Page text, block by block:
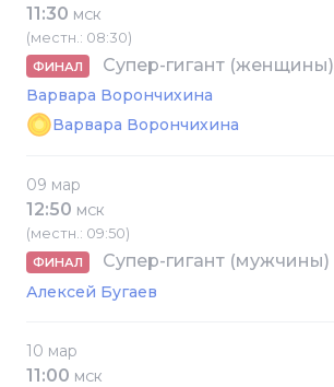
11:30 МСК
(местн.: 08:30)
ФИНАЛ Супер-гигант (женщины)
Варвара Ворончихина
Варвара Ворончихина
09 мар
12:50 МСК
(местн.: 09:50)
ФИНАЛ Супер-гигант (мужчины)
Алексей Бугаев
10 мар
11:00 МСК